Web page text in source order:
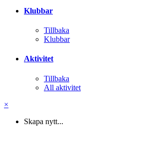
Klubbar
Tillbaka
Klubbar
Aktivitet
Tillbaka
All aktivitet
×
Skapa nytt...